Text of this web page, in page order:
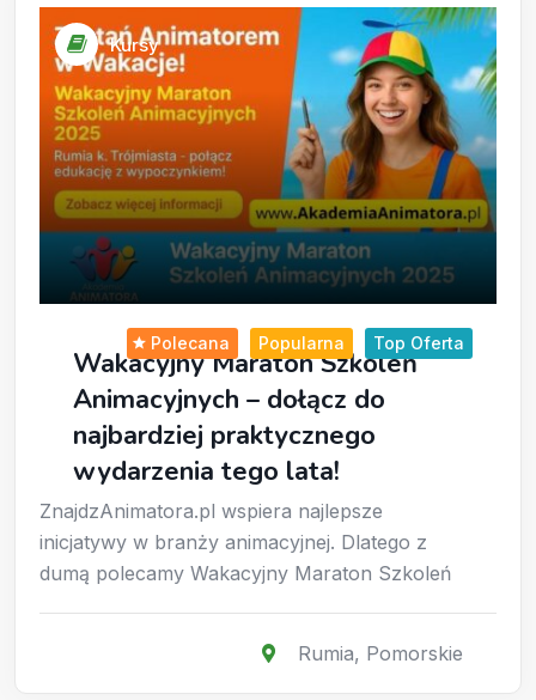
Kursy
Wakacyjny Maraton Szkoleń
Animacyjnych – dołącz do
najbardziej praktycznego
wydarzenia tego lata!
Polecana Popularna Top Oferta
ZnajdzAnimatora.pl wspiera najlepsze
inicjatywy w branży animacyjnej. Dlatego z
dumą polecamy Wakacyjny Maraton Szkoleń
Rumia, Pomorskie